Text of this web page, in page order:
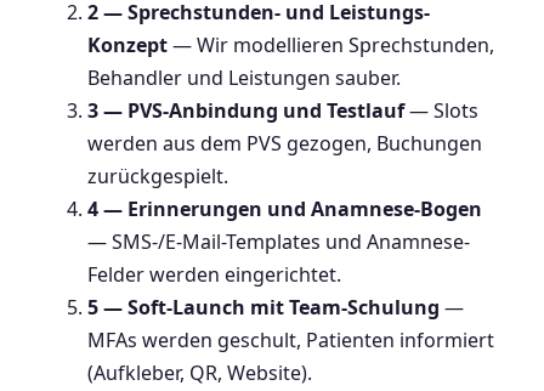
2 — Sprechstunden- und Leistungs-
Konzept— Wir modellieren Sprechstunden,
Behandler und Leistungen sauber.
3 — PVS-Anbindung und Testlauf— Slots
werden aus dem PVS gezogen, Buchungen
zurückgespielt.
4 — Erinnerungen und Anamnese-Bogen
— SMS-/E-Mail-Templates und Anamnese-
Felder werden eingerichtet.
5 — Soft-Launch mit Team-Schulung —
MFAs werden geschult, Patienten informiert
(Aufkleber, QR, Website).